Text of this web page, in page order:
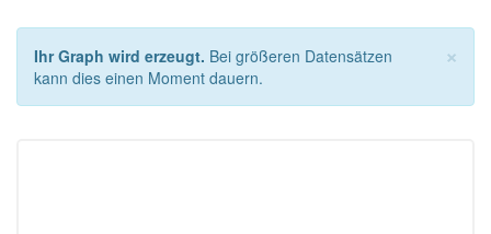
×
Ihr Graph wird erzeugt. Bei größeren Datensätzen
kann dies einen Moment dauern.